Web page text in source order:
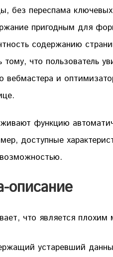
без переспама
пригодным для
содержанию
тому, что пользователь
вебмастера и
функцию
доступные
описание
что является плохим
устаревший